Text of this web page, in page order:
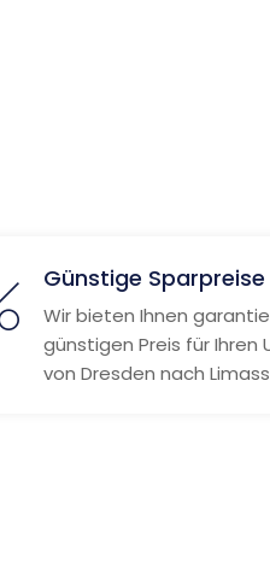
Günstige Sparpreise
Wir bieten Ihnen
günstigen Preis für Ihren
von Dresden nach